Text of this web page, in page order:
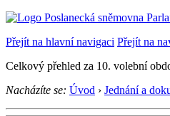
Přejít na hlavní navigaci Přejít na
Celkový přehled za 10. volební
Nacházíte se: Úvod › Jednání a